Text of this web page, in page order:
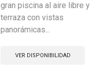
gran piscina al aire libre y
terraza con vistas
panorámicas...
VER DISPONIBILIDAD